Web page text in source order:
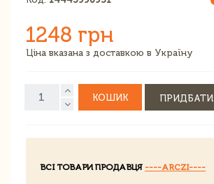
1248 грн
Ціна вказана з доставкою в Україну
КОШИК ПРИДБАТИ
ВСІ ТОВАРИ ПРОДАВЦЯ ----ARCZI----